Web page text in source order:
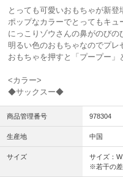
とっても可愛いおもちゃが新登
ポップなカラーでとってもキュ
にっこりゾウさんの鼻がのびの
明るい色のおもちゃなのでプ
おもちゃを押すと「プープー」
<カラー>
◆サックスー◆
商品管理番号 978304
生産地 中国
サイズ
サイズ：
※若干の差